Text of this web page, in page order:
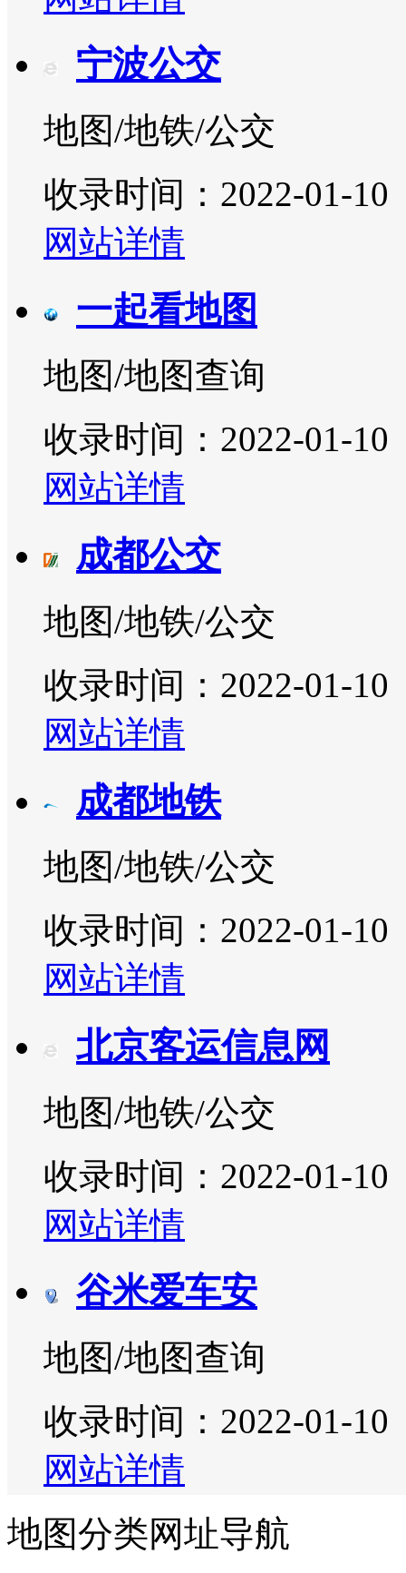
宁波公交
地图/地铁/公交
收录时间：2022-01-10
网站详情
一起看地图
地图/地图查询
收录时间：2022-01-10
网站详情
成都公交
地图/地铁/公交
收录时间：2022-01-10
网站详情
成都地铁
地图/地铁/公交
收录时间：2022-01-10
网站详情
北京客运信息网
地图/地铁/公交
收录时间：2022-01-10
网站详情
谷米爱车安
地图/地图查询
收录时间：2022-01-10
网站详情
地图分类网址导航